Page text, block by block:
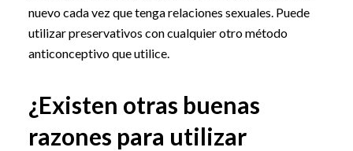
nuevo cada vez que tenga relaciones sexuales. Puede
utilizar preservativos con cualquier otro método
anticonceptivo que utilice.
¿Existen otras buenas
razones para utilizar